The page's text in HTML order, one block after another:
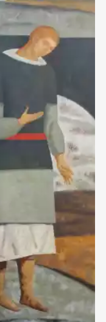
rakovgallery.ru